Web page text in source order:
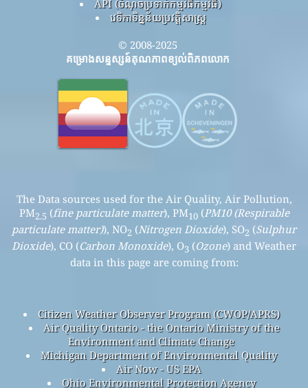
API (ចំណុចប្រទាក់កម្មវិធីកម្មវិធី)
វេទិកាទិន្នន័យប្រវត្តិសាស្ត្រ
© 2008-2025
គម្រោងសន្ទស្សន៍គុណភាពខ្យល់ពិភពលោក
The Data sources used for the Air Quality, Air Pollution,
PM2.5 (fine particulate matter), PM10(PM10 (Respirable
particulate matter)), NO2 (Nitrogen Dioxide), SO2 (Sulphur
Dioxide), CO (Carbon Monoxide), O3 (Ozone) and Weather
data in this page are coming from:
Citizen Weather Observer Program (CWOP/APRS)
Air Quality Ontario - the Ontario Ministry of the
Environment and Climate Change
Michigan Department of Environmental Quality
Air Now - US EPA
Ohio Environmental Protection Agency